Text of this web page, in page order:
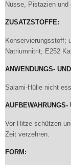
Nüsse, Pistazien
ZUSATZSTOFFE:
Konservierungsstoff;
Natriumnitrit; E252
ANWENDUNGS-
Salami-Hülle nicht
AUFBEWAHRUNGS-
Vor Hitze schützen
Zeit verzehren.
FORM: